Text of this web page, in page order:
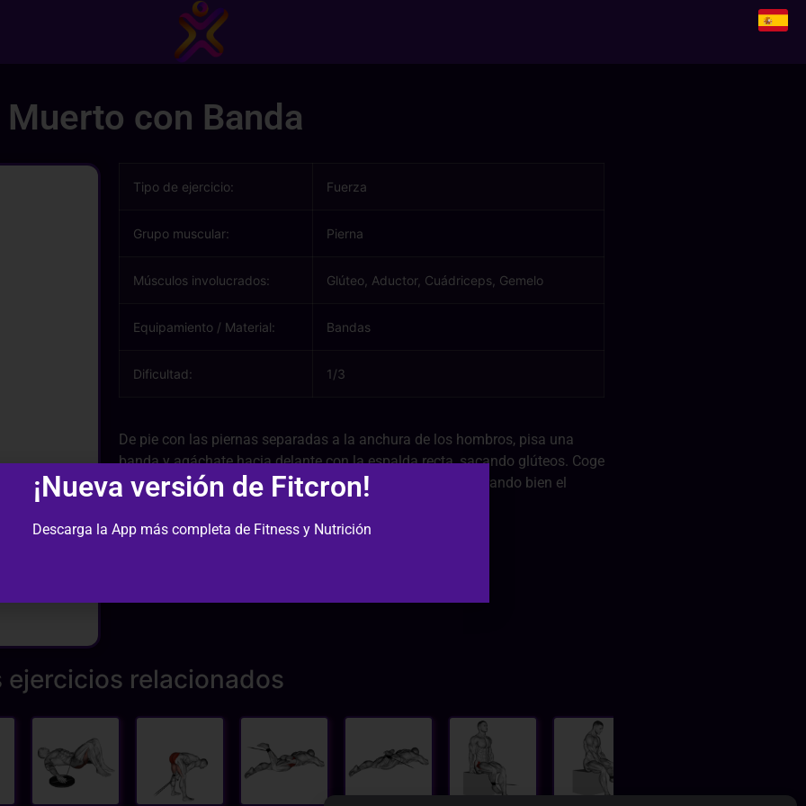
con Banda
Tipo de ejercicio: Fuerza
Grupo muscular: Pierna
Músculos involucrados: Glúteo, Aductor, Cuádriceps, Gemelo
Equipamiento / Material: Bandas
Dificultad: 1/3
De pie con las piernas separadas a la anchura de los hombros, pisa una
banda y agáchate hacia delante con la espalda recta, sacando glúteos. Coge
los extremos de la banda y ponte en posición erguida, estirando bien el
ejercicios relacionados
¡Nueva versión de Fitcron!
Descarga la App más completa de Fitness y Nutrición